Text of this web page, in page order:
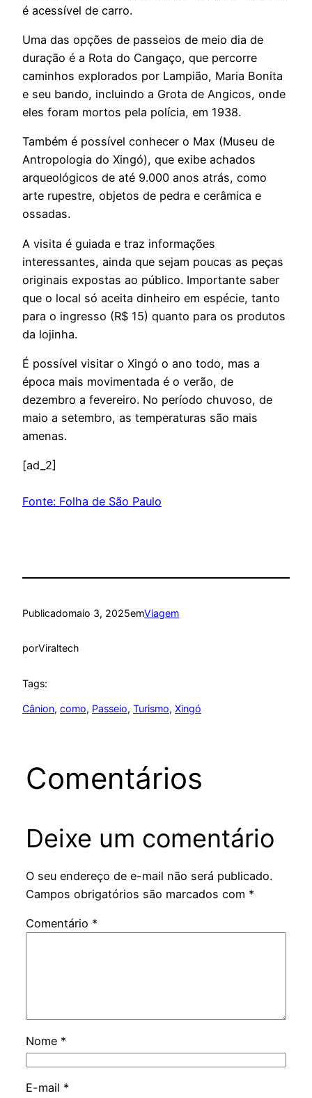
é acessível de carro.
Uma das opções de passeios de meio dia de
duração é a Rota do Cangaço, que percorre
caminhos explorados por Lampião, Maria Bonita
e seu bando, incluindo a Grota de Angicos, onde
eles foram mortos pela polícia, em 1938.
Também é possível conhecer o Max (Museu de
Antropologia do Xingó), que exibe achados
arqueológicos de até 9.000 anos atrás, como
arte rupestre, objetos de pedra e cerâmica e
ossadas.
A visita é guiada e traz informações
interessantes, ainda que sejam poucas as peças
originais expostas ao público. Importante saber
que o local só aceita dinheiro em espécie, tanto
para o ingresso (R$ 15) quanto para os produtos
da lojinha.
É possível visitar o Xingó o ano todo, mas a
época mais movimentada é o verão, de
dezembro a fevereiro. No período chuvoso, de
maio a setembro, as temperaturas são mais
amenas.
[ad_2]
Fonte: Folha de São Paulo
Publicadomaio 3, 2025emViagem
porViraltech
Tags:
Cânion, como, Passeio, Turismo, Xingó
Comentários
Deixe um comentário
O seu endereço de e-mail não será publicado.
Campos obrigatórios são marcados com *
Comentário *
Nome *
E-mail *